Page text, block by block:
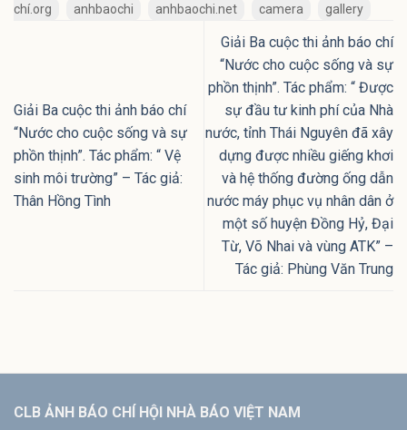
chí.org
anhbaochi anhbaochi.net camera gallery
Giải Ba cuộc thi ảnh báo chí
“Nước cho cuộc sống và sự
phồn thịnh”. Tác phẩm: “ Vệ
sinh môi trường” – Tác giả:
Thân Hồng Tình
Giải Ba cuộc thi ảnh báo chí
“Nước cho cuộc sống và sự
phồn thịnh”. Tác phẩm: “ Được
sự đầu tư kinh phí của Nhà
nước, tỉnh Thái Nguyên đã xây
dựng được nhiều giếng khơi
và hệ thống đường ống dẫn
nước máy phục vụ nhân dân ở
một số huyện Đồng Hỷ, Đại
Từ, Võ Nhai và vùng ATK” –
Tác giả: Phùng Văn Trung
CLB ẢNH BÁO CHÍ HỘI NHÀ BÁO VIỆT NAM